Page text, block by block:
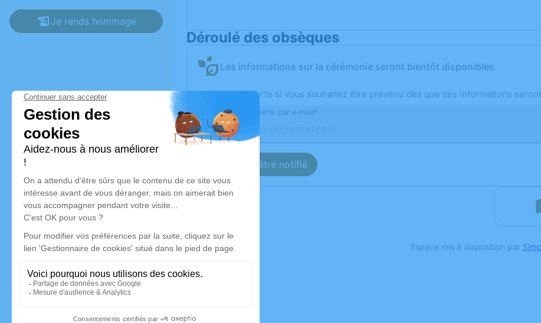
Je rends hommage
Déroulé des obsèques
Les informations sur la cérémonie seront bientôt disponibles.
Activez une alerte si vous souhaitez être prévenu dès que ces informations
Recevoir une alerte par e-mail*
Je veux être notifié
Espace mis à disposition par